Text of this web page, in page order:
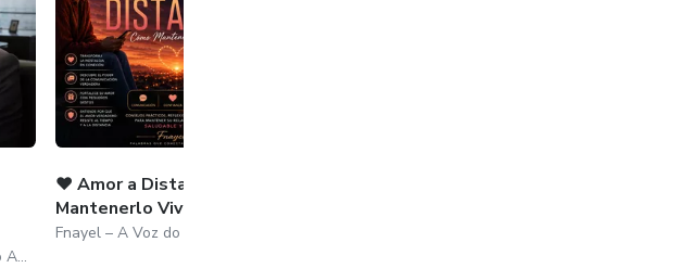
Fnayel – A Voz do Verdadeiro Amor
❤️ Amor a Distancia — Cómo
Mantenerlo Vivo